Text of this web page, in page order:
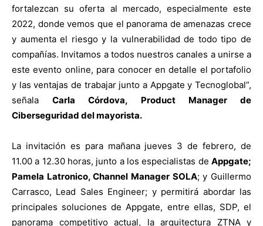
fortalezcan su oferta al mercado, especialmente este
2022, donde vemos que el panorama de amenazas crece
y aumenta el riesgo y la vulnerabilidad de todo tipo de
compañías. Invitamos a todos nuestros canales a unirse a
este evento online, para conocer en detalle el portafolio
y las ventajas de trabajar junto a Appgate y Tecnoglobal”,
señalaCarla Córdova, Product Manager de
Ciberseguridad del mayorista.
La invitación es para mañana jueves 3 de febrero, de
11.00 a 12.30 horas, junto a los especialistas de Appgate;
Pamela Latronico, Channel Manager SOLA; y Guillermo
Carrasco, Lead Sales Engineer; y permitirá abordar las
principales soluciones de Appgate, entre ellas, SDP, el
panorama competitivo actual, la arquitectura ZTNA y